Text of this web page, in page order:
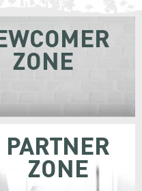
ZONE
PARTNER
ZONE